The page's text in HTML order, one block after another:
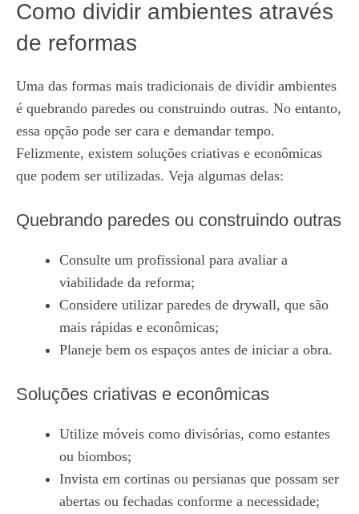
Como dividir ambientes através
de reformas
Uma das formas mais tradicionais de dividir ambientes
é quebrando paredes ou construindo outras. No entanto,
essa opção pode ser cara e demandar tempo.
Felizmente, existem soluções criativas e econômicas
que podem ser utilizadas. Veja algumas delas:
Quebrando paredes ou construindo outras
Consulte um profissional para avaliar a
viabilidade da reforma;
Considere utilizar paredes de drywall, que são
mais rápidas e econômicas;
Planeje bem os espaços antes de iniciar a obra.
Soluções criativas e econômicas
Utilize móveis como divisórias, como estantes
ou biombos;
Invista em cortinas ou persianas que possam ser
abertas ou fechadas conforme a necessidade;